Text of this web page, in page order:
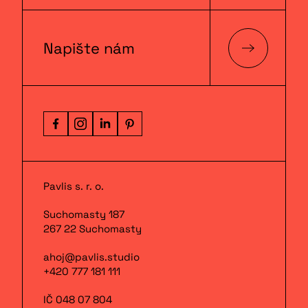
Pavlis s. r. o.
Suchomasty 187
267 22 Suchomasty
ahoj@pavlis.studio
+420 777 181 111
IČ 048 07 804
Napište nám